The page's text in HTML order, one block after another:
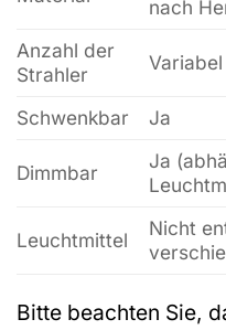
nach
Anzahl der
Strahler
Schwenkbar Ja
Dimmbar
Ja
Leuchtmittel
Nicht
Bitte beachten Sie,